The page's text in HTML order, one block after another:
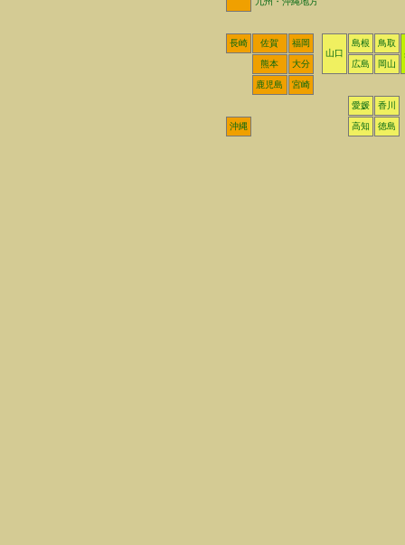
長崎 佐賀
福岡
山口
島根
鳥取
熊本
大分 広島 岡山
鹿児島 宮崎
愛媛 香川
沖縄 高知 徳島